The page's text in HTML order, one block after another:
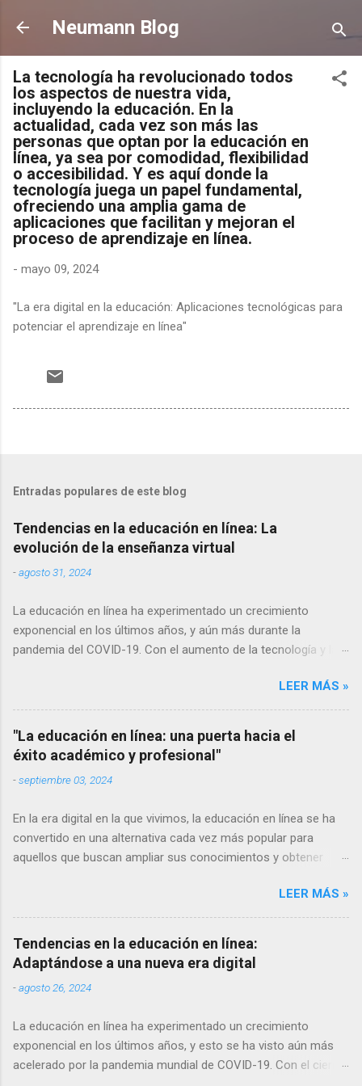
Ir al contenido principal
Neumann Blog
La tecnología ha revolucionado todos
los aspectos de nuestra vida,
incluyendo la educación. En la
actualidad, cada vez son más las
personas que optan por la educación en
línea, ya sea por comodidad, flexibilidad
o accesibilidad. Y es aquí donde la
tecnología juega un papel fundamental,
ofreciendo una amplia gama de
aplicaciones que facilitan y mejoran el
proceso de aprendizaje en línea.
- mayo 09, 2024
"La era digital en la educación: Aplicaciones tecnológicas para
potenciar el aprendizaje en línea"
Entradas populares de este blog
Tendencias en la educación en línea: La
evolución de la enseñanza virtual
-agosto 31, 2024
La educación en línea ha experimentado un crecimiento
exponencial en los últimos años, y aún más durante la
pandemia del COVID-19. Con el aumento de la tecnología y la
a la educación en línea, lo que ha llevado a una evolución
constante en las formas de enseñanza y aprendizaje virtuales.
En este artículo, exploraremos algunas de las tendencias más
relevantes en la educación en línea y cómo están cambiando la
forma en que adquirimos conocimientos. Aprendizaje móvil El
uso de dispositivos móviles como teléfonos inteligentes y
tanto, no es de extrañar que el aprendizaje móvil sea una de
las tendencias más importantes en la educación en línea. Cada
vez más plataformas de aprendizaje ofrecen aplicaciones
LEER MÁS »
"La educación en línea: una puerta hacia el
éxito académico y profesional"
-septiembre 03, 2024
En la era digital en la que vivimos, la educación en línea se ha
convertido en una alternativa cada vez más popular para
aquellos que buscan ampliar sus conocimientos y obtener
virtuales desde cualquier lugar y en cualquier momento, la
educación en línea ofrece una serie de beneficios que han
revolucionado la forma en que aprendemos. A continuación,
explicaremos algunos de los principales beneficios de la
educación en línea. Accesibilidad y flexibilidad: Una de las
ventajas más destacadas de la educación en línea es su
se requiere asistir físicamente a un salón de clases en
horarios específicos, la educación en línea permite a los
alumnos acceder al contenido del curso desde cualquier
LEER MÁS »
Tendencias en la educación en línea:
Adaptándose a una nueva era digital
-agosto 26, 2024
La educación en línea ha experimentado un crecimiento
exponencial en los últimos años, y esto se ha visto aún más
acelerado por la pandemia mundial de COVID-19. Con el cierre